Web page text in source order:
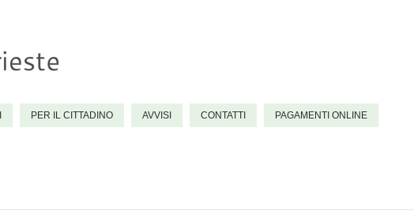
PER IL CITTADINO AVVISI CONTATTI PAGAMENTI ONLINE